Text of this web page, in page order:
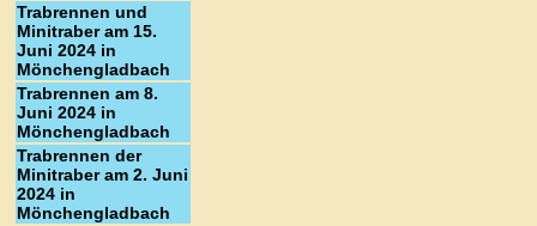
Trabrennen und
Minitraber am 15.
Juni 2024 in
Mönchengladbach
Trabrennen am 8.
Juni 2024 in
Mönchengladbach
Trabrennen der
Minitraber am 2. Juni
2024 in
Mönchengladbach